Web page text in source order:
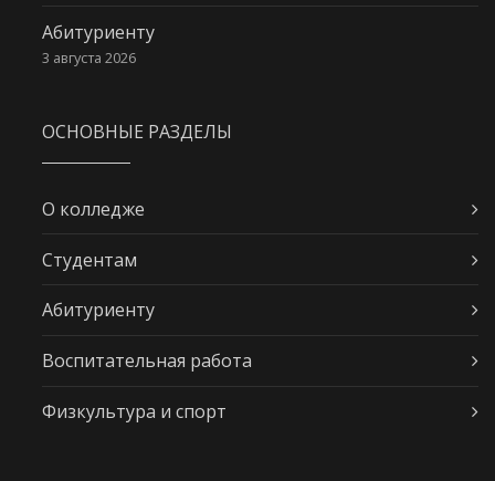
Абитуриенту
3 августа 2026
ОСНОВНЫЕ РАЗДЕЛЫ
О колледже
Студентам
Абитуриенту
Воспитательная работа
Физкультура и спорт